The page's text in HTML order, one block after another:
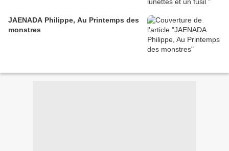
JAENADA Philippe, Au Printemps des
monstres